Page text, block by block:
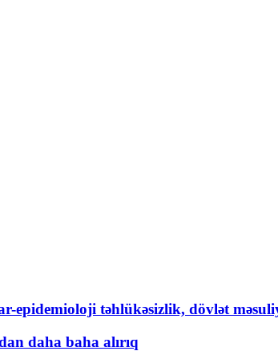
təhlükəsizlik, dövlət
daha baha alırıq